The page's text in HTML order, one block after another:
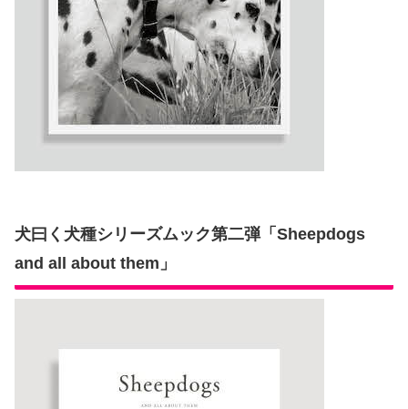
犬曰く犬種シリーズムック第二弾「Sheepdogs
and all about them」